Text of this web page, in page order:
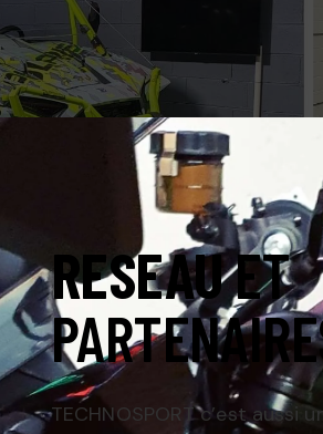
RESEAUET
TECHNOSPORT c’est aussi